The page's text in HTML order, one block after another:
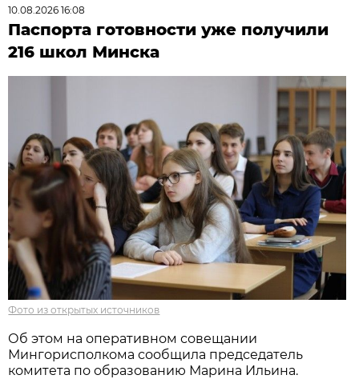
10.08.2026 16:08
Паспорта готовности уже получили
216 школ Минска
Фото из открытых источников
Об этом на оперативном совещании
Мингорисполкома сообщила председатель
комитета по образованию Марина Ильина.